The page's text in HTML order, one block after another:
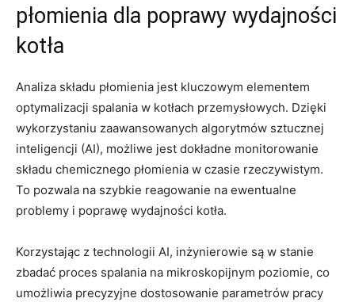
płomienia dla⁢ poprawy wydajności
kotła
Analiza składu płomienia ⁤jest⁤ kluczowym elementem
optymalizacji⁤ spalania w kotłach przemysłowych. Dzięki
wykorzystaniu‌ zaawansowanych algorytmów ​sztucznej
inteligencji (AI),⁣ możliwe jest dokładne monitorowanie
składu​ chemicznego ⁢płomienia w czasie rzeczywistym.
⁢To⁤ pozwala‌ na szybkie reagowanie na ewentualne
⁤problemy i poprawę ⁣wydajności​ kotła.
Korzystając z technologii AI, inżynierowie są⁤ w stanie
zbadać proces spalania na mikroskopijnym poziomie, co
umożliwia ⁤precyzyjne ⁤dostosowanie ⁣parametrów ⁤pracy